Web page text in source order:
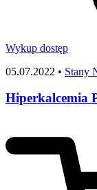
Wykup dostęp
05.07.2022 • Stany
Hiperkalcemia